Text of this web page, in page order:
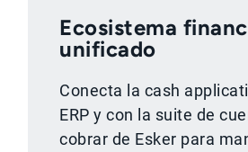
Ecosistema
unificado
Conecta la cash
ERP y con la suite de
cobrar de Esker para